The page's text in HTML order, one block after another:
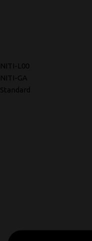
NITI-L00
NITI-GA
Standard